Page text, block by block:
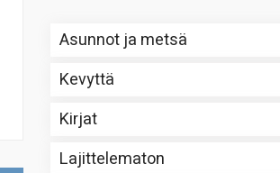
Asunnot ja metsä
Kevyttä
Kirjat
Lajittelematon